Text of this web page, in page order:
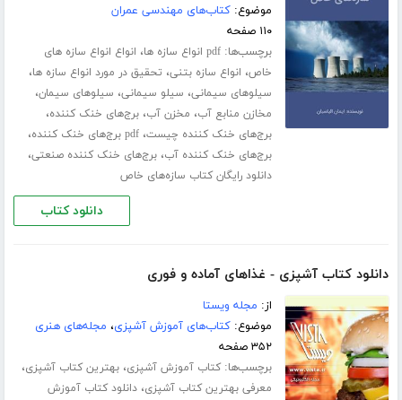
موضوع:کتاب‌های مهندسی عمران
۱۱۰ صفحه
برچسب‌ها:pdf انواع سازه ها ، انواع انواع سازه های
خاص، انواع سازه بتنی، تحقیق در مورد انواع سازه ها،
سیلوهای سیمانی، سیلو سیمانی، سیلوهای سیمان،
مخازن منابع آب، مخزن آب،برج‌های خنک کننده،
برج‌های خنک کننده چیست،pdf برج‌های خنک کننده ،
برج‌های خنک کننده آب،برج‌های خنک کننده صنعتی،
دانلود رایگان کتاب سازه‌های خاص
دانلود کتاب
دانلود کتاب آشپزی - غذاهای آماده و فوری
از: مجله ویستا
موضوع:کتاب‌های آموزش آشپزی، مجله‌های هنری
۳۵۲ صفحه
برچسب‌ها:کتاب آموزش آشپزی،بهترین کتاب آشپزی،
معرفی بهترین کتاب آشپزی،دانلود کتاب آموزش